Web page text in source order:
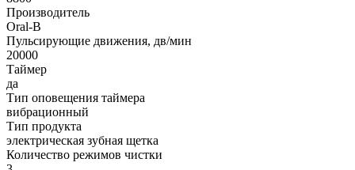
Производитель
Oral-B
Пульсирующие движения, дв/мин
20000
Таймер
да
Тип оповещения таймера
вибрационный
Тип продукта
электрическая зубная щетка
Количество режимов чистки